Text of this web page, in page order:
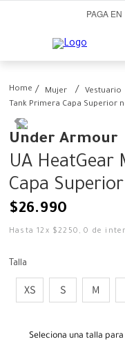
PAGA
Mujer Vestuario
Tank Primera Capa Superior
Under Armour
UA HeatGear
Capa
$26.990
Hasta12 x $2250 ,0 de
Talla
XS S M
Seleciona una talla